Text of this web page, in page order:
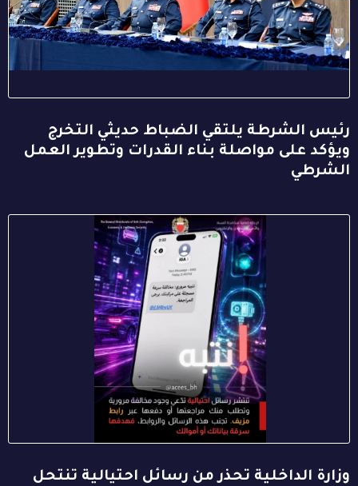
رئيس الشرطة يلتقي الضباط حديثي التخرج
ويؤكد على مواصلة بناء القدرات وتطوير العمل
الشرطي
وزارة الداخلية تحذر من رسائل احتيالية تنتحل